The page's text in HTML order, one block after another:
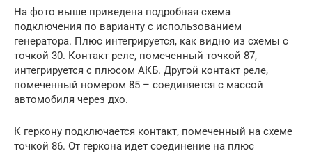
На фото выше приведена подробная схема
подключения по варианту с использованием
генератора. Плюс интегрируется, как видно из схемы с
точкой 30. Контакт реле, помеченный точкой 87,
интегрируется с плюсом АКБ. Другой контакт реле,
помеченный номером 85 – соединяется с массой
автомобиля через дхо.
К геркону подключается контакт, помеченный на схеме
точкой 86. От геркона идет соединение на плюс